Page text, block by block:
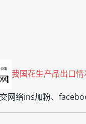
我国花生产品出口
网络ins加粉、